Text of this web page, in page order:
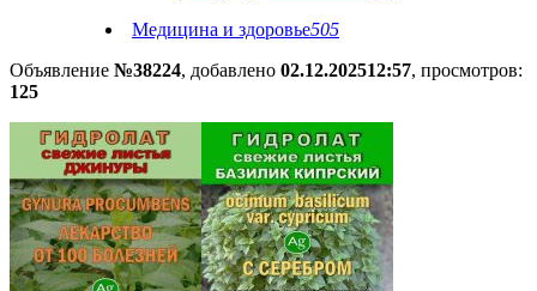
Медицина и здоровье505
Объявление №38224, добавлено 02.12.202512:57, просмотров:
125